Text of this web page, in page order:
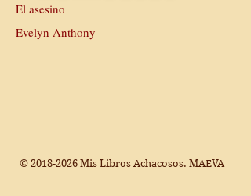
El asesino
Evelyn Anthony
© 2018-2026 Mis Libros Achacosos. MAEVA